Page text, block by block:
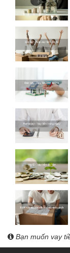
Bạn muốn vay